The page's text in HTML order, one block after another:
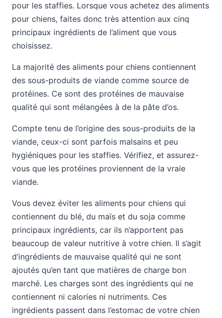
pour les staffies. Lorsque vous achetez des aliments
pour chiens, faites donc très attention aux cinq
principaux ingrédients de l’aliment que vous
choisissez.
La majorité des aliments pour chiens contiennent
des sous-produits de viande comme source de
protéines. Ce sont des protéines de mauvaise
qualité qui sont mélangées à de la pâte d’os.
Compte tenu de l’origine des sous-produits de la
viande, ceux-ci sont parfois malsains et peu
hygiéniques pour les staffies. Vérifiez, et assurez-
vous que les protéines proviennent de la vraie
viande.
Vous devez éviter les aliments pour chiens qui
contiennent du blé, du maïs et du soja comme
principaux ingrédients, car ils n’apportent pas
beaucoup de valeur nutritive à votre chien. Il s’agit
d’ingrédients de mauvaise qualité qui ne sont
ajoutés qu’en tant que matières de charge bon
marché. Les charges sont des ingrédients qui ne
contiennent ni calories ni nutriments. Ces
ingrédients passent dans l’estomac de votre chien